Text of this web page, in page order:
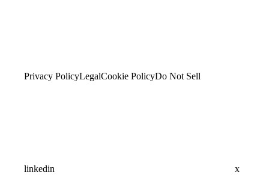
Privacy PolicyLegalCookie PolicyDo Not Sell
linkedin x